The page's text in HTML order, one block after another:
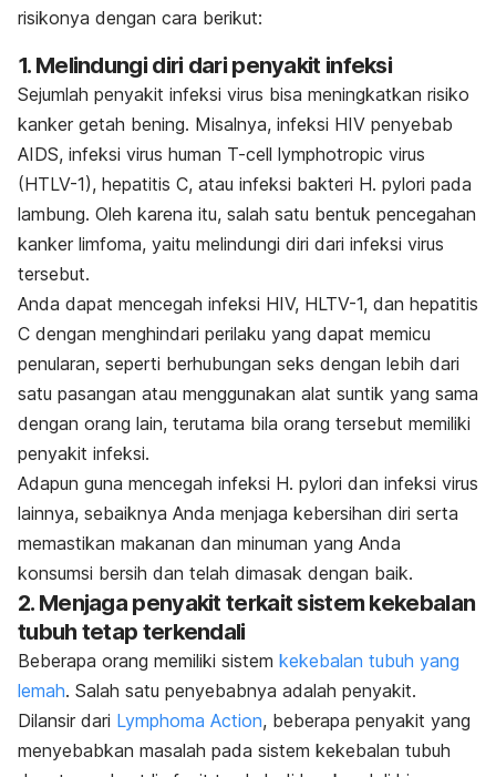
risikonya dengan cara berikut:
1. Melindungi diri dari penyakit infeksi
Sejumlah penyakit infeksi virus bisa meningkatkan risiko
kanker getah bening. Misalnya, infeksi HIV penyebab
AIDS, infeksi virus human T-cell lymphotropic virus
(HTLV-1), hepatitis C, atau infeksi bakteri H. pylori pada
lambung. Oleh karena itu, salah satu bentuk pencegahan
kanker limfoma, yaitu melindungi diri dari infeksi virus
tersebut.
Anda dapat mencegah infeksi HIV, HLTV-1, dan hepatitis
C dengan menghindari perilaku yang dapat memicu
penularan, seperti berhubungan seks dengan lebih dari
satu pasangan atau menggunakan alat suntik yang sama
dengan orang lain, terutama bila orang tersebut memiliki
penyakit infeksi.
Adapun guna mencegah infeksi H. pylori dan infeksi virus
lainnya, sebaiknya Anda menjaga kebersihan diri serta
memastikan makanan dan minuman yang Anda
konsumsi bersih dan telah dimasak dengan baik.
2. Menjaga penyakit terkait sistem kekebalan
tubuh tetap terkendali
Beberapa orang memiliki sistem kekebalan tubuh yang
lemah. Salah satu penyebabnya adalah penyakit.
Dilansir dari Lymphoma Action, beberapa penyakit yang
menyebabkan masalah pada sistem kekebalan tubuh